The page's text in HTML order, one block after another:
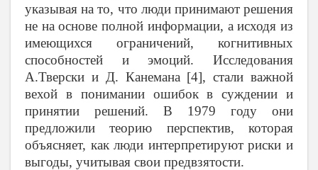
указывая на то, что люди принимают решения
не на основе полной информации, а исходя из
имеющихся ограничений, когнитивных
способностей и эмоций. Исследования
А.Тверски и Д. Канемана [4], стали важной
вехой в понимании ошибок в суждении и
принятии решений. В 1979 году они
предложили теорию перспектив, которая
объясняет, как люди интерпретируют риски и
выгоды, учитывая свои предвзятости.